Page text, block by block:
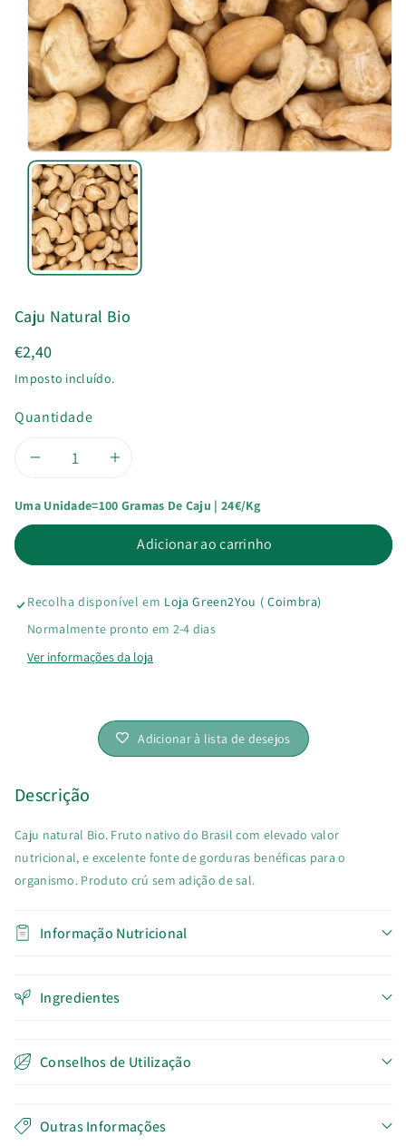
u
t
o
Caju Natural Bio
€2,40
Imposto incluído.
Quantidade
Diminuir
a
quantidade
de
Caju
Natural
Aumentar
a
quantidade
de
Caju
Natural
Uma Unidade=100 Gramas De Caju | 24€/kg
Adicionar ao carrinho
Recolha disponível em Loja Green2You ( Coimbra)
Normalmente pronto em 2-4 dias
Ver informações da loja
Adicionar à lista de desejos
Descrição
Caju natural Bio. Fruto nativo do Brasil com elevado valor
nutricional, e excelente fonte de gorduras benéficas para o
organismo. Produto crú sem adição de sal.
Informação Nutricional
Ingredientes
Conselhos de Utilização
Outras Informações